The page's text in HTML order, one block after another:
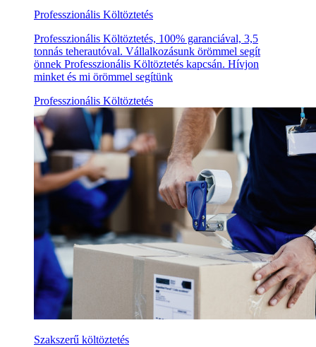
Professzionális Költöztetés
Professzionális Költöztetés, 100% garanciával, 3,5
tonnás teherautóval. Vállalkozásunk örömmel segít
önnek Professzionális Költöztetés kapcsán. Hívjon
minket és mi örömmel segítünk
Professzionális Költöztetés
Szakszerű költöztetés